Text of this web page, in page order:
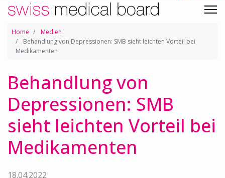
Home
Medien
Behandlung von Depressionen: SMB sieht leichten Vorteil bei
Medikamenten
Behandlung von
Depressionen: SMB
sieht leichten Vorteil bei
Medikamenten
18.04.2022